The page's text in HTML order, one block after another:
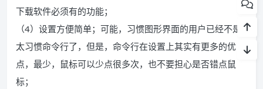
下载软件必须有的功能；
（4）设置方便简单；可能，习惯图形界面的用户已经不是
太习惯命令行了，但是，命令行在设置上其实有更多的优
点，最少，鼠标可以少点很多次，也不要担心是否错点鼠
标；